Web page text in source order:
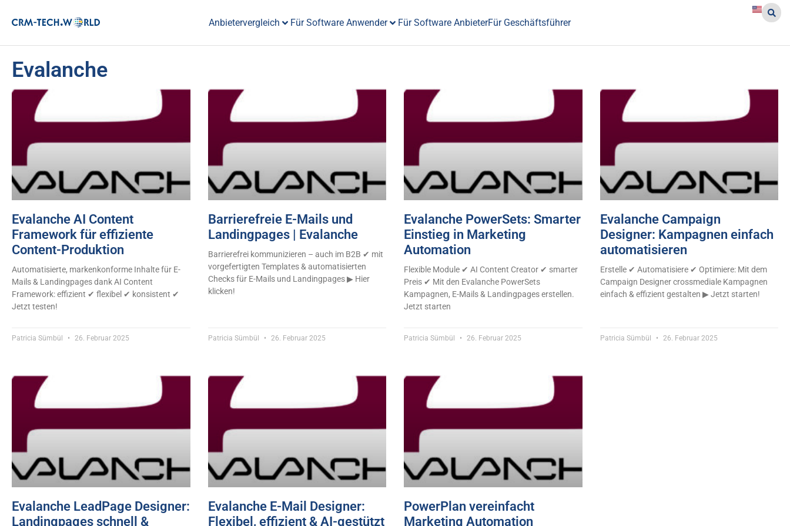
Anbietervergleich Für Software Anwender Für Software AnbieterFür Geschäftsführer
Evalanche
Evalanche AI Content
Framework für effiziente
Content-Produktion
Automatisierte, markenkonforme Inhalte für E-
Mails & Landingpages dank AI Content
Framework: effizient ✔ flexibel ✔ konsistent ✔
Jetzt testen!
Patricia Sümbül 26. Februar 2025
Barrierefreie E-Mails und
Landingpages | Evalanche
Barrierefrei kommunizieren – auch im B2B ✔ mit
vorgefertigten Templates & automatisierten
Checks für E-Mails und Landingpages ▶ Hier
klicken!
Patricia Sümbül 26. Februar 2025
Evalanche PowerSets: Smarter
Einstieg in Marketing
Automation
Flexible Module ✔ AI Content Creator ✔ smarter
Preis ✔ Mit den Evalanche PowerSets
Kampagnen, E-Mails & Landingpages erstellen.
Jetzt starten
Patricia Sümbül 26. Februar 2025
Evalanche Campaign
Designer: Kampagnen einfach
automatisieren
Erstelle ✔ Automatisiere ✔ Optimiere: Mit dem
Campaign Designer crossmediale Kampagnen
einfach & effizient gestalten ▶ Jetzt starten!
Patricia Sümbül 26. Februar 2025
Evalanche LeadPage Designer:
Landingpages schnell &
Evalanche E-Mail Designer:
Flexibel, effizient & AI-gestützt
PowerPlan vereinfacht
Marketing Automation